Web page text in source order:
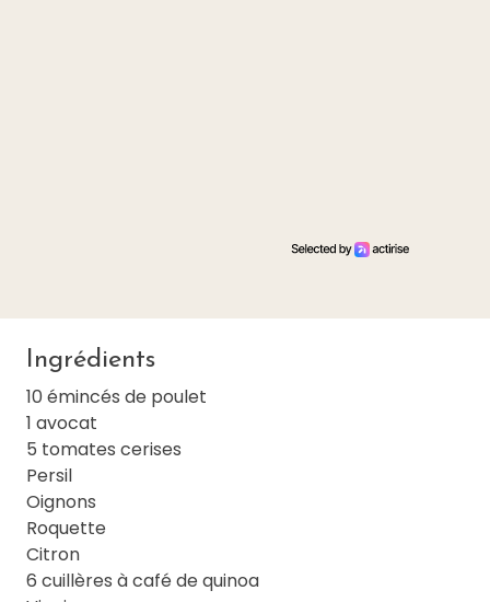
Ingrédients
10 émincés de poulet
1 avocat
5 tomates cerises
Persil
Oignons
Roquette
Citron
6 cuillères à café de quinoa